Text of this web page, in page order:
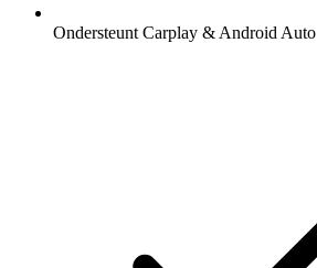
Ondersteunt Carplay & Android Auto